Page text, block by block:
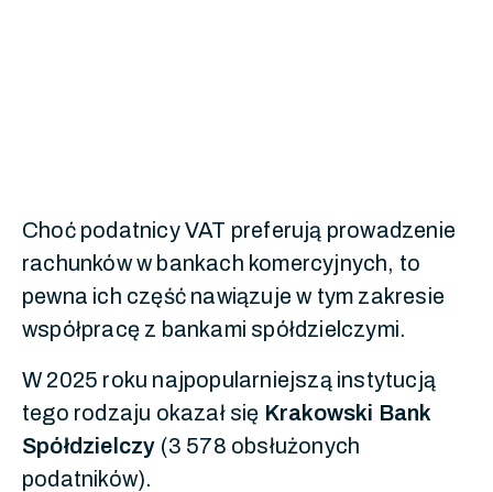
Choć podatnicy VAT preferują prowadzenie
rachunków w bankach komercyjnych, to
pewna ich część nawiązuje w tym zakresie
współpracę z bankami spółdzielczymi.
W 2025 roku najpopularniejszą instytucją
tego rodzaju okazał się Krakowski Bank
Spółdzielczy (3 578 obsłużonych
podatników).